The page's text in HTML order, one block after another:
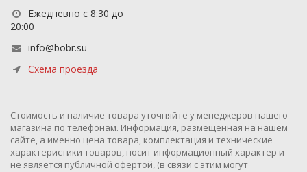
Ежедневно с 8:30 до
20:00
info@bobr.su
Схема проезда
Cтоимость и наличие товара уточняйте у менеджеров нашего
магазина по телефонам. Информация, размещенная на нашем
сайте, а именно цена товара, комплектация и технические
характеристики товаров, носит информационный характер и
не является публичной офертой, (в связи с этим могут